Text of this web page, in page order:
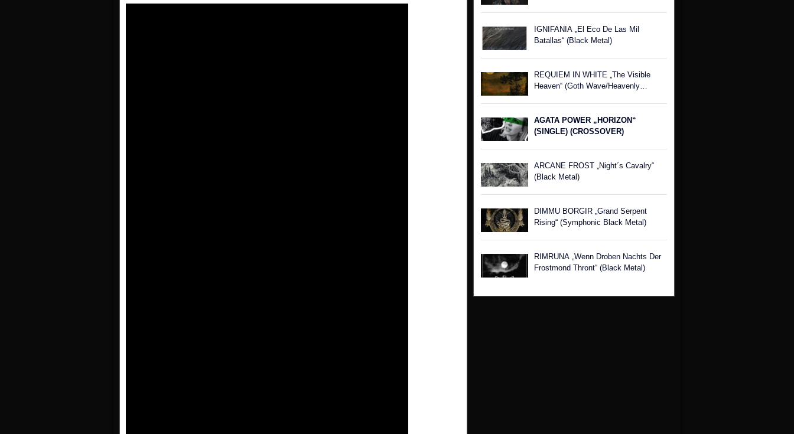
IGNIFANIA „El Eco De Las Mil
Batallas“ (Black Metal)
REQUIEM IN WHITE „The Visible
Heaven“ (Goth Wave/Heavenly
AGATA POWER „HORIZON“
(SINGLE) (CROSSOVER)
ARCANE FROST „Night´s Cavalry“
(Black Metal)
DIMMU BORGIR „Grand Serpent
Rising“ (Symphonic Black Metal)
RIMRUNA „Wenn Droben Nachts Der
Frostmond Thront“ (Black Metal)